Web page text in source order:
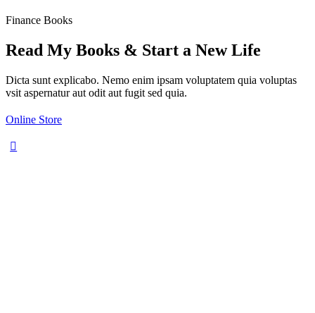
Finance Books
Read My Books & Start a New Life
Dicta sunt explicabo. Nemo enim ipsam voluptatem quia voluptas
vsit aspernatur aut odit aut fugit sed quia.
Online Store